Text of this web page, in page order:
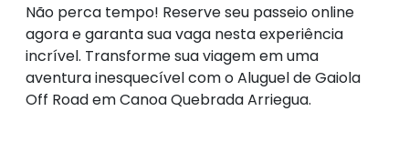
Não perca tempo! Reserve seu passeio online
agora e garanta sua vaga nesta experiência
incrível. Transforme sua viagem em uma
aventura inesquecível com o Aluguel de Gaiola
Off Road em Canoa Quebrada Arriegua.